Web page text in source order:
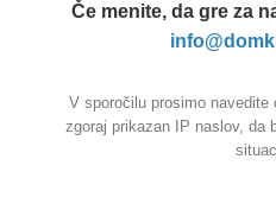
Če menite, da gre za
V sporočilu prosimo
zgoraj prikazan IP naslov, da